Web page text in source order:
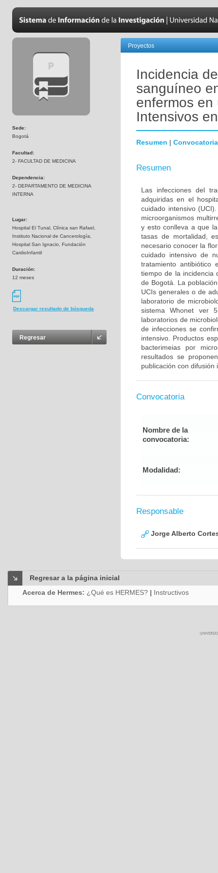
Sede:
Bogotá
Facultad:
2- FACULTAD DE MEDICINA
Dependencia:
2- DEPARTAMENTO DE MEDICINA
INTERNA
Lugar:
Hospital El Tunal, Clínica san Rafael,
Instituto Nacional de Cancerología,
Hospital San Ignacio, Fundación
CardioInfantil
Duración:
12 meses
Descargar resultado de búsqueda
Regresar
Proyectos
Incidencia
sanguíneo
enfermos
Intensivos
Resumen | Convocatoria
Resumen
Las infecciones del
adquiridas en el
cuidado intensivo
microorganismos
y esto conlleva a que
tasas de mortalidad,
necesario conocer la
cuidado intensivo de
tratamiento antibiótico
tiempo de la incidencia
de Bogotá. La
UCIs generales o de
laboratorio de
sistema Whonet ver
laboratorios de
de infecciones se
intensivo. Productos
bacterimeias por
resultados se
publicación con
Convocatoria
Nombre de la
convocatoria:
Modalidad:
Responsable
Jorge Alberto
Regresar a la página inicial
Acerca de Hermes: ¿Qué es HERMES? | Instructivos